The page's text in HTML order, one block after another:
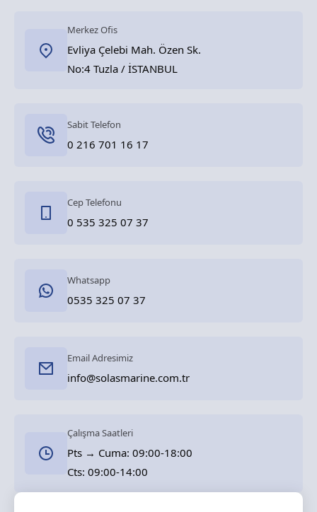
Merkez Ofis
Evliya Çelebi Mah. Özen Sk.
No:4 Tuzla / İSTANBUL
Sabit Telefon
0 216 701 16 17
Cep Telefonu
0 535 325 07 37
Whatsapp
0535 325 07 37
Email Adresimiz
info@solasmarine.com.tr
Çalışma Saatleri
Pts → Cuma: 09:00-18:00
Cts: 09:00-14:00